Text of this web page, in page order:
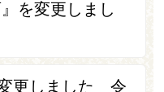
を変更しまし
変更しました 令